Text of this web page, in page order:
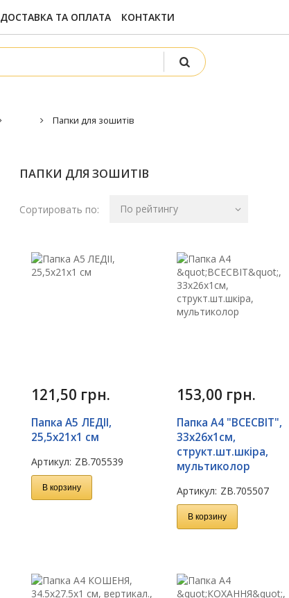
ДОСТАВКА ТА ОПЛАТА КОНТАКТИ
Папки для зошитів
ПАПКИ ДЛЯ ЗОШИТІВ
Сортировать по: По рейтингу
121,50 грн.
Папка А5 ЛЕДІI,
25,5х21х1 см
Артикул: ZB.705539
В корзину
153,00 грн.
Папка А4 "ВСЕСВІТ",
33х26х1см,
структ.шт.шкіра,
мультиколор
Артикул: ZB.705507
В корзину